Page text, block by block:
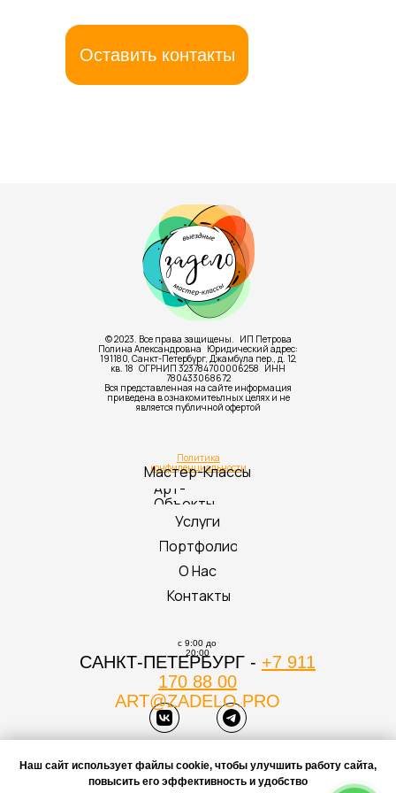
Оставить контакты
© 2023. Все права защищены. ИП Петрова
Полина Александровна Юридический адрес:
191180, Санкт-Петербург, Джамбула пер., д. 12,
кв. 18 ОГРНИП 323784700006258 ИНН
780433068672
Вся представленная на сайте информация
приведена в ознакомитеьлных целях и не
является публичной офертой
Политика
конфиденциальности
Мастер-Классы
Арт-
Объекты
Услуги
Портфолио
О Нас
Контакты
ЗАКАЗАТЬ ЗВОНОК
САНКТ-ПЕТЕРБУРГ - +7 911
170 88 00
ART@ZADELO.PRO
с 9:00 до
20:00
Наш сайт использует файлы cookie, чтобы улучшить работу сайта,
повысить его эффективность и удобство